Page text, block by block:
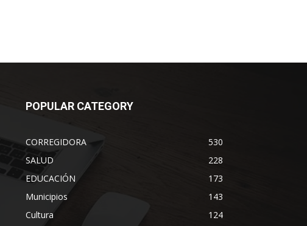
POPULAR CATEGORY
CORREGIDORA
530
SALUD
228
EDUCACIÓN
173
Municipios
143
Cultura
124